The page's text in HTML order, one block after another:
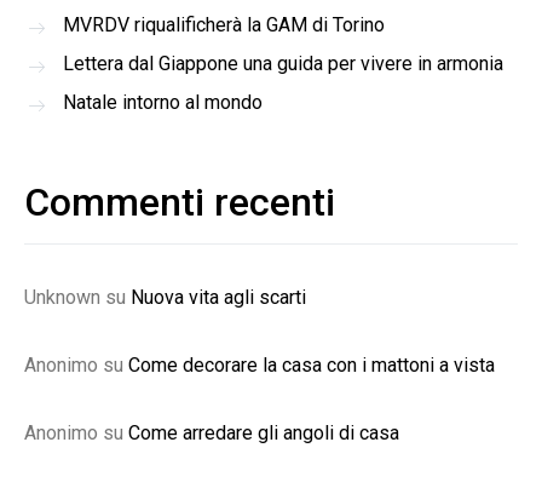
MVRDV riqualificherà la GAM di Torino
Lettera dal Giappone una guida per vivere in armonia
Natale intorno al mondo
Commenti recenti
Unknown su Nuova vita agli scarti
Anonimo su Come decorare la casa con i mattoni a vista
Anonimo su Come arredare gli angoli di casa